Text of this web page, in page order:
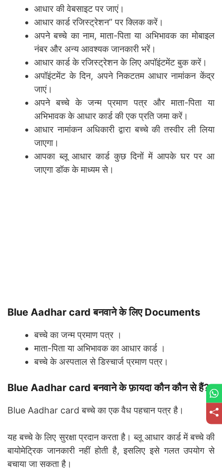
आधार की वेबसाइट पर जाएं।
आधार कार्ड रजिस्ट्रेशन” पर क्लिक करें।
अपने बच्चे का नाम, माता-पिता या अभिभावक का मोबाइल
नंबर और अन्य आवश्यक जानकारी भरें।
आधार कार्ड के रजिस्ट्रेशन के लिए अपॉइंटमेंट बुक करें।
अपॉइंटमेंट के दिन, अपने निकटतम आधार नामांकन केंद्र
जाएं।
अपने बच्चे के जन्म प्रमाण पत्र और माता-पिता या
अभिभावक के आधार कार्ड की एक प्रति जमा करें।
आधार नामांकन अधिकारी द्वारा बच्चे की तस्वीर ली लिया
जाएगा।
आपका ब्लू आधार कार्ड कुछ दिनों में आपके घर पर आ
जाएगा डॉक के माध्यम से।
Blue Aadhar card बनवाने के लिए Documents
बच्चे का जन्म प्रमाण पत्र ।
माता-पिता या अभिभावक का आधार कार्ड ।
बच्चे के अस्पताल से डिस्चार्ज प्रमाण पत्र।
Blue Aadhar card बनवाने के फ़ायदा कौन कौन से हैं?
Blue Aadhar card बच्चे का एक वैध पहचान पत्र है।
यह बच्चे के लिए सुरक्षा प्रदान करता है। ब्लू आधार कार्ड में बच्चे की
बायोमेट्रिक जानकारी नहीं होती है, इसलिए इसे गलत उपयोग से
बचाया जा सकता है।